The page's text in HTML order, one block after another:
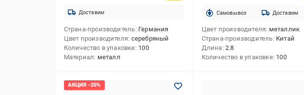
Доставим
Страна-производитель Германия
Цвет производителя серебряный
Количество в упаковке 100
Материал металл
Cамовывоз Доставим
Цвет производителя металлик
Страна-производитель Китай
Длина 2.8
Количество в упаковке 100